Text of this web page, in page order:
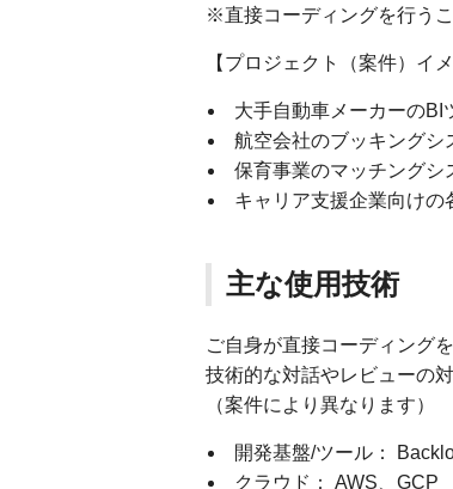
※直接コーディングを行う
【プロジェクト（案件）イメ
大手自動車メーカーのBI
航空会社のブッキングシ
保育事業のマッチングシ
キャリア支援企業向けの
主な使用技術
ご自身が直接コーディング
技術的な対話やレビューの
（案件により異なります）
開発基盤/ツール：
クラウド： AWS、GCP